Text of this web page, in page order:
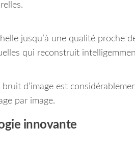
jusqu’à une qualité proche
qui reconstruit
d’image est
par image.
innovante